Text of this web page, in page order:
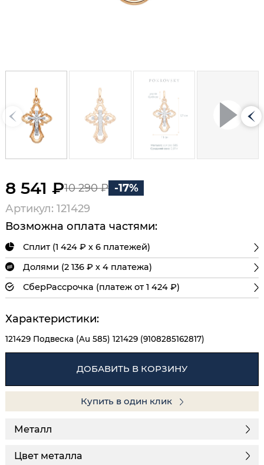
8 541 ₽10 290 ₽ -17%
Артикул: 121429
Возможна оплата частями:
Сплит (1 424 ₽ х 6 платежей)
Долями (2 136 ₽ х 4 платежа)
СберРассрочка (платеж от 1 424 ₽)
Характеристики:
121429 Подвеска (Au 585) 121429 (9108285162817)
ДОБАВИТЬ В КОРЗИНУ
Купить в один клик
Металл
Цвет металла